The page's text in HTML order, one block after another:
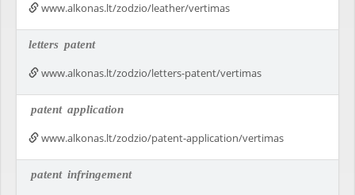
www.alkonas.lt/zodzio/leather/vertimas
letters patent
www.alkonas.lt/zodzio/letters-patent/vertimas
patent application
www.alkonas.lt/zodzio/patent-application/vertimas
patent infringement